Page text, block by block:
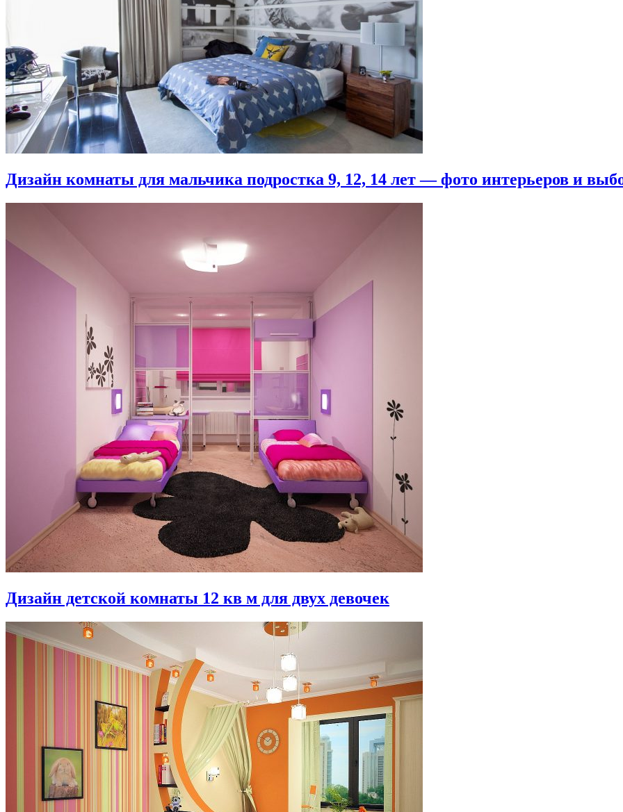
Дизайн комнаты для мальчика подростка 9, 12, 14 лет — фото интерьеров и
Дизайн детской комнаты 12 кв м для двух девочек